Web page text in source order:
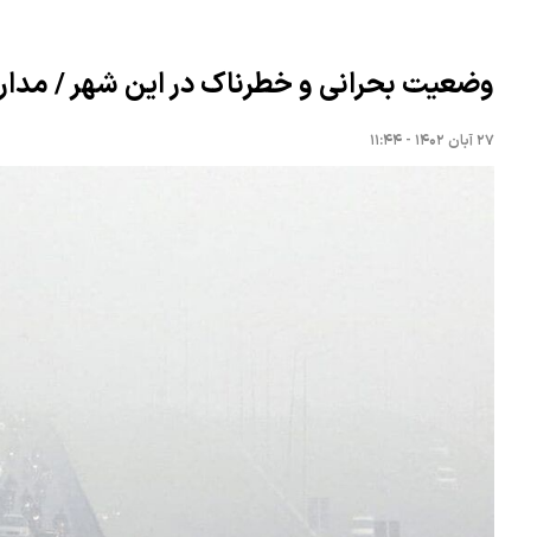
وضعیت بحرانی و خطرناک در این شهر /
۲۷ آبان ۱۴۰۲ - ۱۱:۴۴